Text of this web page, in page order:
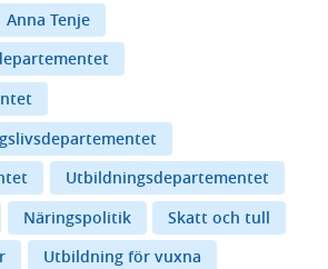
Anna Tenje
Utbildningsdepartementet
Näringspolitik
Skatt och tull
Utbildning för vuxna